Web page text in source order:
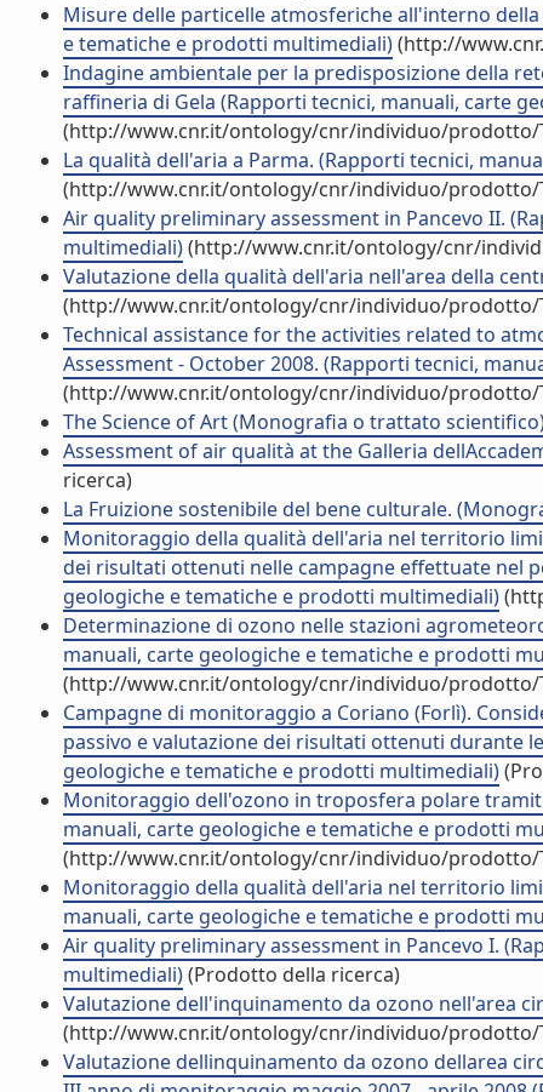
Misure delle particelle atmosferiche all'interno
e tematiche e prodotti multimediali)(http://
Indagine ambientale per la predisposizione della
raffineria di Gela (Rapporti tecnici, manuali, carte
(http://www.cnr.it/ontology/cnr/individuo/prodotto/
La qualità dell'aria a Parma. (Rapporti tecnici,
(http://www.cnr.it/ontology/cnr/individuo/prodotto/
Air quality preliminary assessment in Pancevo II.
multimediali)(http://www.cnr.it/ontology/cnr/
Valutazione della qualità dell'aria nell'area della
(http://www.cnr.it/ontology/cnr/individuo/prodotto/
Technical assistance for the activities related to
Assessment - October 2008. (Rapporti tecnici,
(http://www.cnr.it/ontology/cnr/individuo/prodotto/
The Science of Art (Monografia o trattato
Assessment of air qualità at the Galleria
ricerca)
La Fruizione sostenibile del bene culturale.
Monitoraggio della qualità dell'aria nel territorio
dei risultati ottenuti nelle campagne effettuate nel
geologiche e tematiche e prodotti multimediali)
Determinazione di ozono nelle stazioni
manuali, carte geologiche e tematiche e prodotti
(http://www.cnr.it/ontology/cnr/individuo/prodotto/
Campagne di monitoraggio a Coriano (Forlì).
passivo e valutazione dei risultati ottenuti durante
geologiche e tematiche e prodotti multimediali)
Monitoraggio dell'ozono in troposfera polare
manuali, carte geologiche e tematiche e prodotti
(http://www.cnr.it/ontology/cnr/individuo/prodotto/
Monitoraggio della qualità dell'aria nel territorio
manuali, carte geologiche e tematiche e prodotti
Air quality preliminary assessment in Pancevo I.
multimediali)(Prodotto della ricerca)
Valutazione dell'inquinamento da ozono nell'area
(http://www.cnr.it/ontology/cnr/individuo/prodotto/
Valutazione dellinquinamento da ozono dellarea